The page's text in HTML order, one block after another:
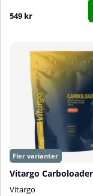
549 kr
Vitargo
Vitargo